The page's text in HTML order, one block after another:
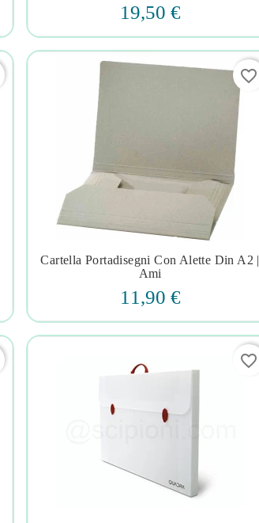
19,50 €

Cartella Portadisegni Con Alette Din A2 |
Ami
11,90 €
favorite_border
favorite_border